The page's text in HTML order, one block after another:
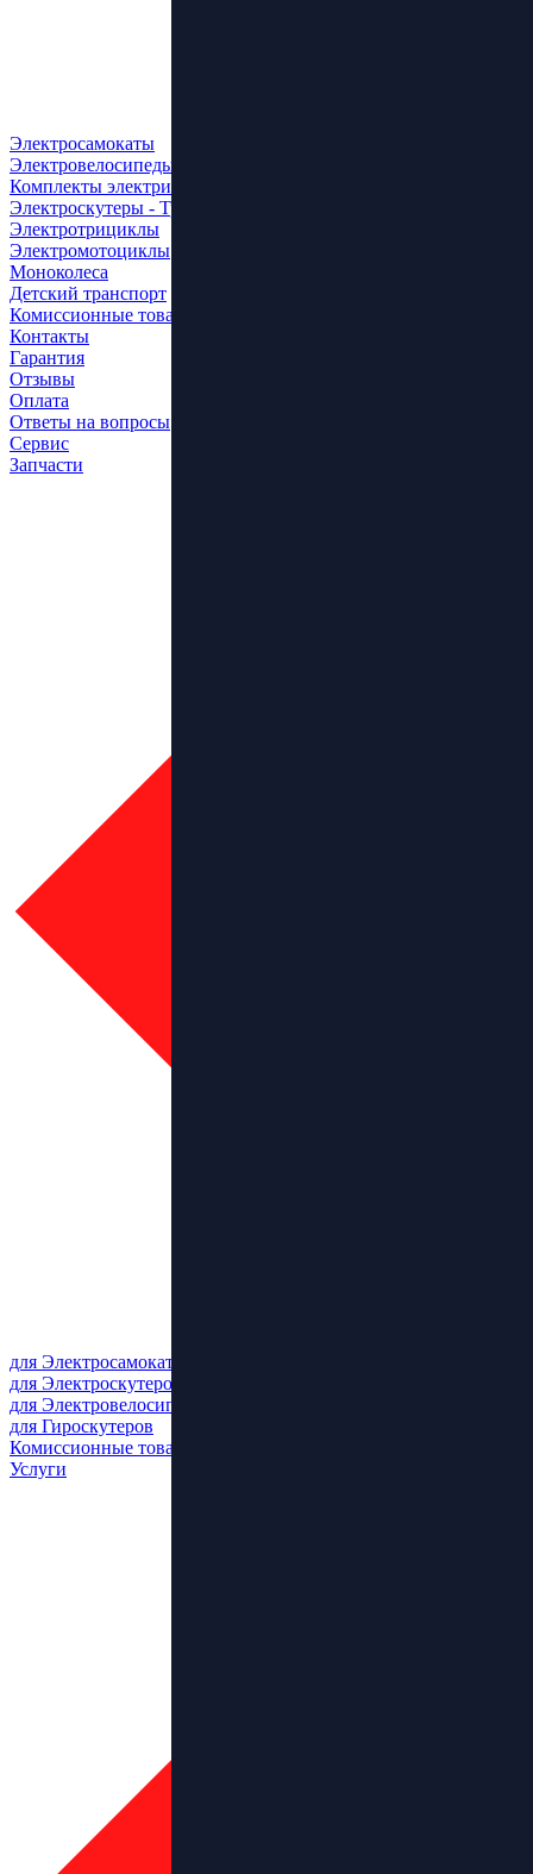
Электросамокаты
Электровелосипеды
Комплекты электрификации
Электроскутеры - Трайки
Электротрициклы
Электромотоциклы
Моноколеса
Детский транспорт
Комиссионные товары
Контакты
Гарантия
Отзывы
Оплата
Ответы на вопросы
Сервис
Запчасти
для Электросамокатов
для Электроскутеров
для Электровелосипедов
для Гироскутеров
Комиссионные товары
Услуги